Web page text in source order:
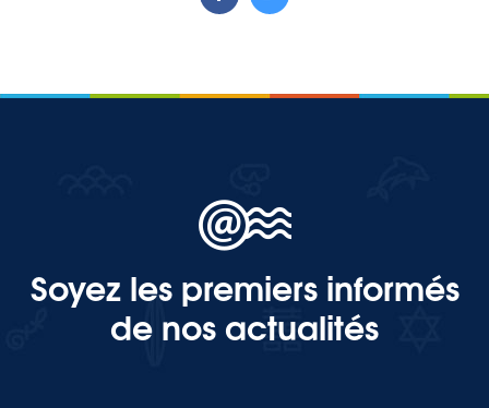
Soyez les premiers informés
de nos actualités